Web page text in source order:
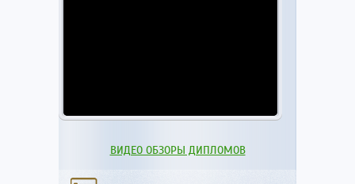
ВИДЕО ОБЗОРЫ ДИПЛОМОВ